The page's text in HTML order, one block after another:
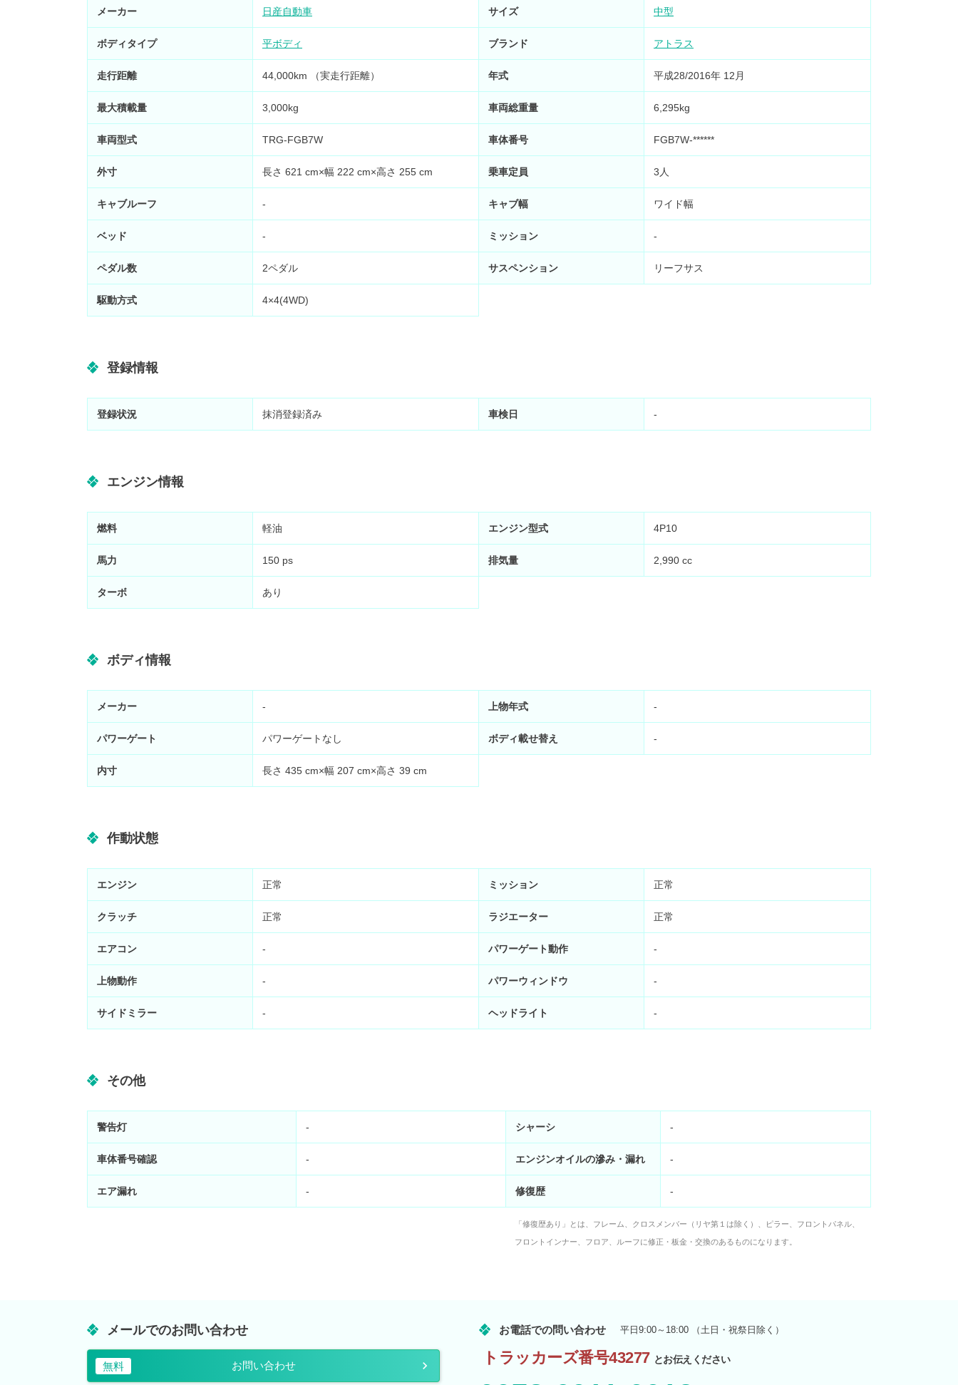
メーカー 日産自動車 サイズ 中型
ボディタイプ 平ボディ ブランド アトラス
走行距離 44,000km （実走行距離） 年式 平成28/2016年 12月
最大積載量 3,000kg 車両総重量 6,295kg
車両型式 TRG-FGB7W 車体番号 FGB7W-******
外寸 長さ 621 cm×幅 222 cm×高さ 255 cm 乗車定員 3人
キャブルーフ - キャブ幅 ワイド幅
ベッド - ミッション -
ペダル数 2ペダル サスペンション リーフサス
駆動方式 4×4(4WD)
登録情報
登録状況 抹消登録済み 車検日 -
エンジン情報
燃料 軽油 エンジン型式 4P10
馬力 150 ps 排気量 2,990 cc
ターボ あり
ボディ情報
メーカー - 上物年式 -
パワーゲート パワーゲートなし ボディ載せ替え -
内寸 長さ 435 cm×幅 207 cm×高さ 39 cm
作動状態
エンジン 正常 ミッション 正常
クラッチ 正常 ラジエーター 正常
エアコン - パワーゲート動作 -
上物動作 - パワーウィンドウ -
サイドミラー - ヘッドライト -
その他
警告灯 - シャーシ -
車体番号確認 - エンジンオイルの滲み・漏れ -
エア漏れ - 修復歴 -
「修復歴あり」とは、フレーム、クロスメンバー（リヤ第１は除く）、ピラー、フロントパネル、
フロントインナー、フロア、ルーフに修正・板金・交換のあるものになります。
メールでのお問い合わせ
無料 お問い合わせ
お電話での問い合わせ 平日9:00～18:00 （土日・祝祭日除く）
トラッカーズ番号43277 とお伝えください